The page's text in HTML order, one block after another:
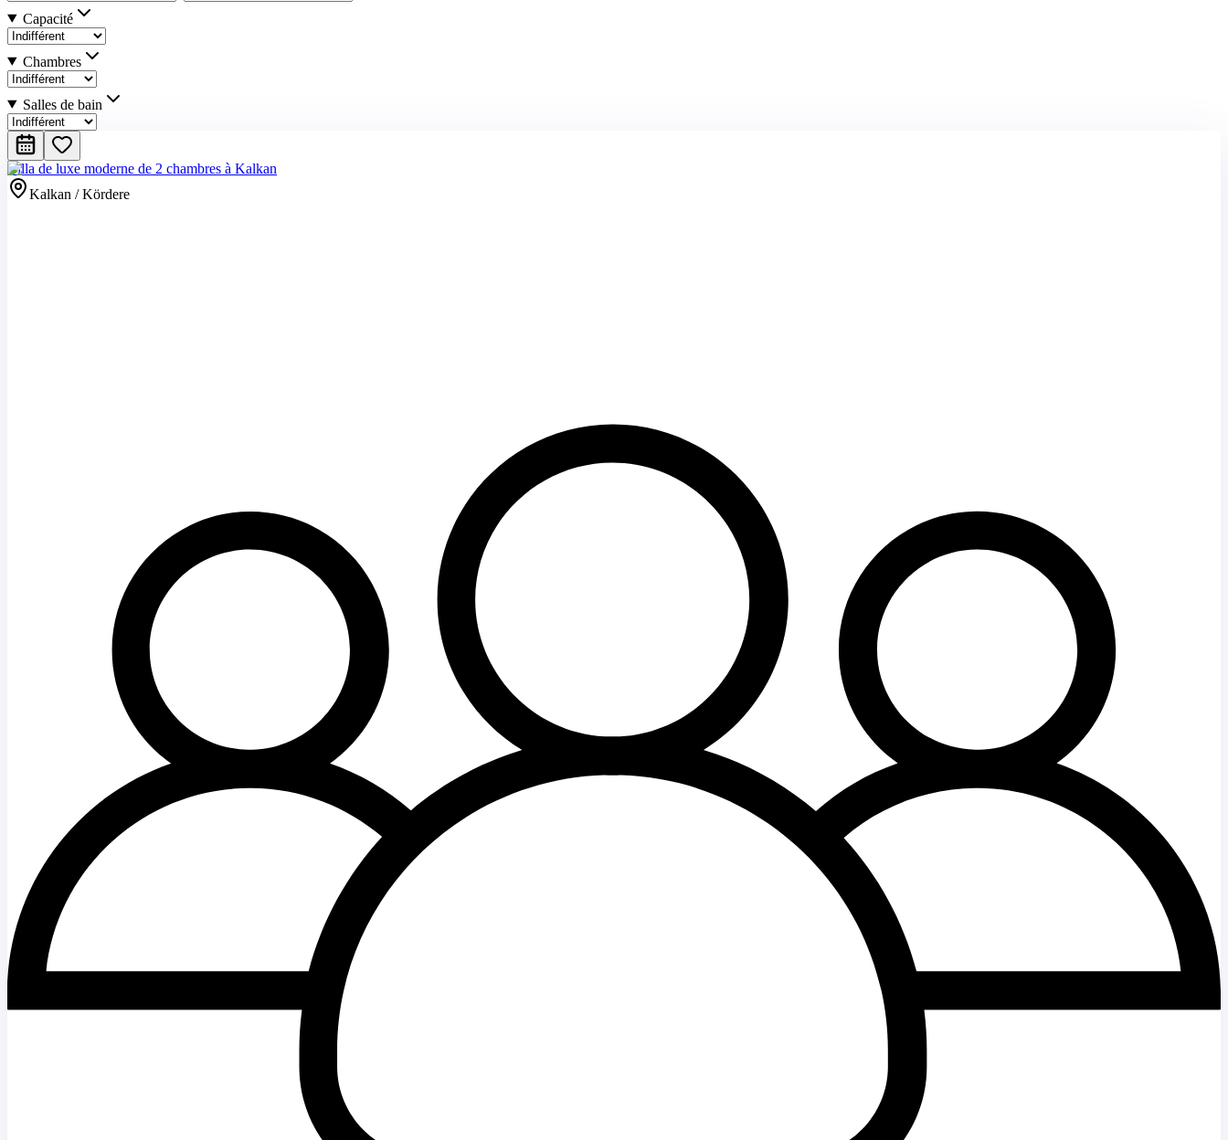
Capacité
Chambres
Salles de bain
Villa de luxe moderne de 2 chambres à Kalkan
Kalkan / Kördere